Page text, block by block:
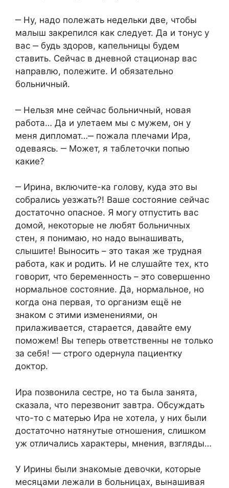
‒ Ну, надо полежать недельки две, чтобы
малыш закрепился как следует. Да и тонус у
вас ‒ будь здоров, капельницы будем
ставить. Сейчас в дневной стационар вас
направлю, полежите. И обязательно
больничный.
‒ Нельзя мне сейчас больничный, новая
работа… Да и улетаем мы с мужем, он у
меня дипломат…‒ пожала плечами Ира,
одеваясь. ‒ Может, я таблеточки попью
какие?
‒ Ирина, включите-ка голову, куда это вы
собрались уезжать?! Ваше состояние сейчас
достаточно опасное. Я могу отпустить вас
домой, некоторые не любят больничных
стен, я понимаю, но надо вынашивать,
слышите! Выносить – это такая же трудная
работа, как и родить. И не слушайте тех, кто
говорит, что беременность – это совершенно
нормальное состояние. Да, нормальное, но
когда она первая, то организм ещё не
знаком с этими изменениями, он
прилаживается, старается, давайте ему
поможем! Вы теперь ответственны не только
за себя! — строго одернула пациентку
доктор.
Ира позвонила сестре, но та была занята,
сказала, что перезвонит завтра. Обсуждать
что-то с матерью Ира не хотела, у них были
достаточно натянутые отношения, слишком
уж отличались характеры, мнения, взгляды…
У Ирины были знакомые девочки, которые
месяцами лежали в больницах, вынашивая